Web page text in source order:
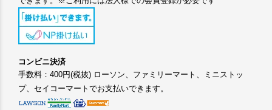
コンビニ決済
手数料：400円(税抜) ローソン、ファミリーマート、ミニストッ
プ、セイコーマートでお支払いできます。